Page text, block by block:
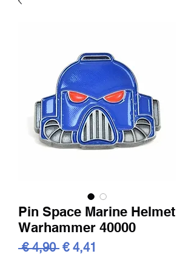
Pin Space Marine Helmet
Warhammer 40000
€ 4,90 Standardpreis
€ 4,41